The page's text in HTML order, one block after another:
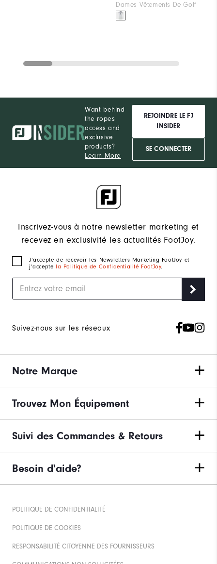
Dames Vêtements De Golf
Want behind
the ropes
access and
exclusive
products?
Learn More
REJOINDRE LE FJ
INSIDER
SE CONNECTER
Inscrivez-vous à notre newsletter marketing et
recevez en exclusivité les actualités FootJoy.
J‘accepte de recevoir les Newsletters Marketing FootJoy et
j’accepte la Politique de Confidentialité FootJoy.
Suivez-nous sur les réseaux
Notre Marque
Trouvez Mon Équipement
Suivi des Commandes & Retours
Besoin d'aide?
POLITIQUE DE CONFIDENTIALITÉ
POLITIQUE DE COOKIES
RESPONSABILITÉ CITOYENNE DES FOURNISSEURS